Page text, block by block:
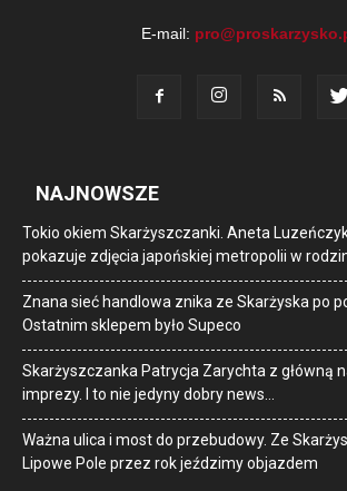
E-mail:
NAJNOWSZE
Tokio okiem Skarżyszczanki. Aneta
pokazuje zdjęcia japońskiej metropolii w
Znana sieć handlowa znika ze Skarżyska po
Ostatnim sklepem było Supeco
Skarżyszczanka Patrycja Zarychta z główną
imprezy. I to nie jedyny dobry news…
Ważna ulica i most do przebudowy. Ze
Lipowe Pole przez rok jeździmy objazdem